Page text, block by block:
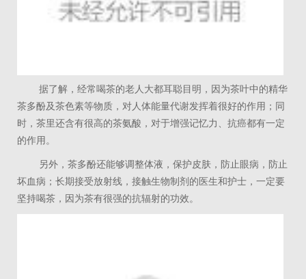
据了解，经常喝茶的老人大都耳聪目明，因为茶叶中的精华
茶多酚及茶色素等物质，对人体能量代谢发挥着很好的作用；同
时，茶里还含有很高的茶氨酸，对于增强记忆力、抗癌都有一定
的作用。
另外，茶多酚还能够调整体液，保护皮肤，防止眼病，防止
坏血病；长期接受放射线，接触生物制剂的医生和护士，一定要
坚持喝茶，因为茶有很强的抗辐射的功效。